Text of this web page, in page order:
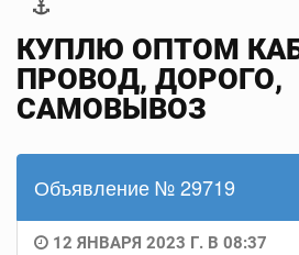
КУПЛЮ ОПТОМ
ПРОВОД, ДОРОГО,
САМОВЫВОЗ
Объявление № 29719
12 ЯНВАРЯ 2023 Г. В 08:37